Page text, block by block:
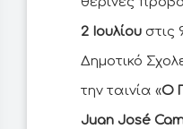
2 Ιουλίου στις
Δημοτικό
την ταινία «Ο
Juan José